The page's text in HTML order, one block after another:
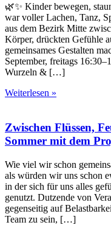
🌿✨ Kinder bewegen,
war voller Lachen, Tanz,
aus dem Bezirk Mitte
Körper, drückten Gefühle
gemeinsames Gestalten
September, freitags
Wurzeln & […]
Weiterlesen »
Zwischen Flüssen,
Sommer mit dem
Wie viel wir schon
als würden wir uns schon
in der sich für uns alles
genutzt. Dutzende von
gegenseitig auf
Team zu sein, […]